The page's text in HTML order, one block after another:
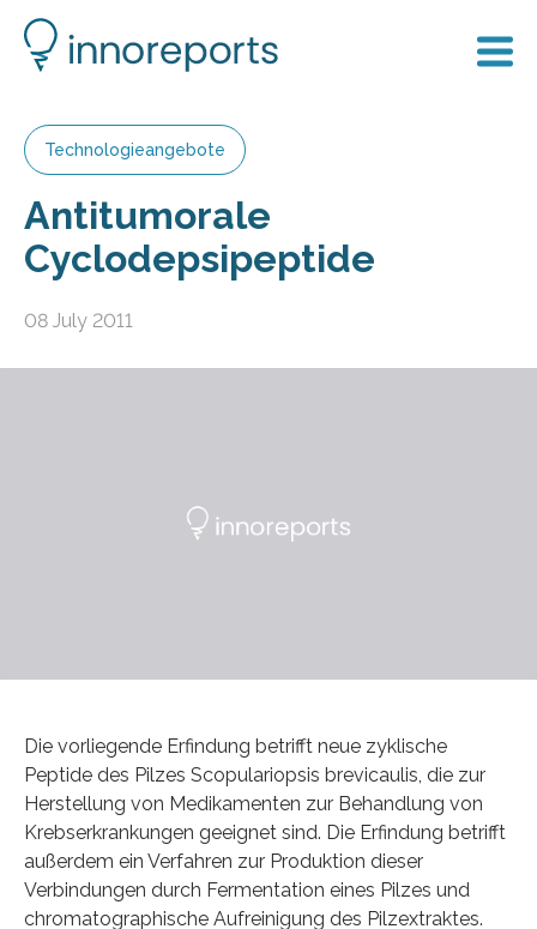
Technologieangebote
Antitumorale
Cyclodepsipeptide
08 July 2011
Die vorliegende Erfindung betrifft neue zyklische
Peptide des Pilzes Scopulariopsis brevicaulis, die zur
Herstellung von Medikamenten zur Behandlung von
Krebserkrankungen geeignet sind. Die Erfindung betrifft
außerdem ein Verfahren zur Produktion dieser
Verbindungen durch Fermentation eines Pilzes und
chromatographische Aufreinigung des Pilzextraktes.